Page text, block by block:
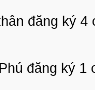
đăng ký 4
đăng ký 1